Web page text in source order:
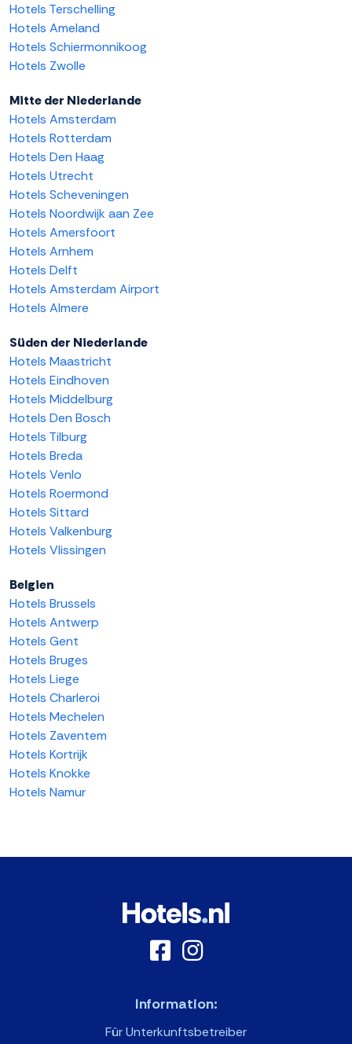
Hotels Terschelling
Hotels Ameland
Hotels Schiermonnikoog
Hotels Zwolle
Mitte der Niederlande
Hotels Amsterdam
Hotels Rotterdam
Hotels Den Haag
Hotels Utrecht
Hotels Scheveningen
Hotels Noordwijk aan Zee
Hotels Amersfoort
Hotels Arnhem
Hotels Delft
Hotels Amsterdam Airport
Hotels Almere
Süden der Niederlande
Hotels Maastricht
Hotels Eindhoven
Hotels Middelburg
Hotels Den Bosch
Hotels Tilburg
Hotels Breda
Hotels Venlo
Hotels Roermond
Hotels Sittard
Hotels Valkenburg
Hotels Vlissingen
Belgien
Hotels Brussels
Hotels Antwerp
Hotels Gent
Hotels Bruges
Hotels Liege
Hotels Charleroi
Hotels Mechelen
Hotels Zaventem
Hotels Kortrijk
Hotels Knokke
Hotels Namur
Information:
Für Unterkunftsbetreiber